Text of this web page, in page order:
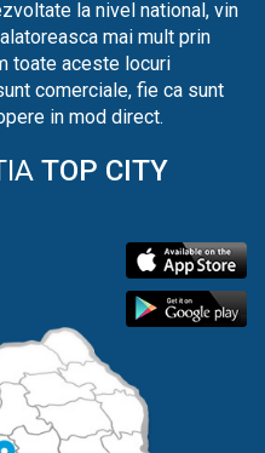
la nivel national, vin
mai mult prin
toate aceste locuri
comerciale, fie ca sunt
in mod direct.
TOP CITY